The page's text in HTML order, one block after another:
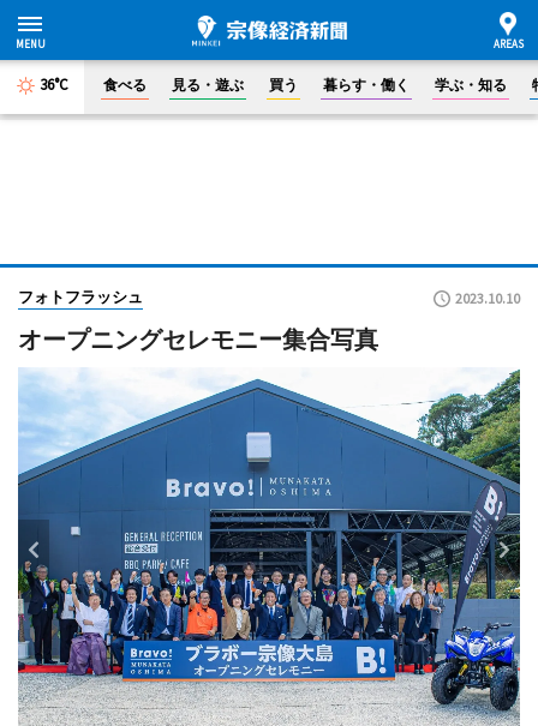
36°C 食べる 見る・遊ぶ 買う 暮らす・働く 学ぶ・知る
フォトフラッシュ 2023.10.10
オープニングセレモニー集合写真